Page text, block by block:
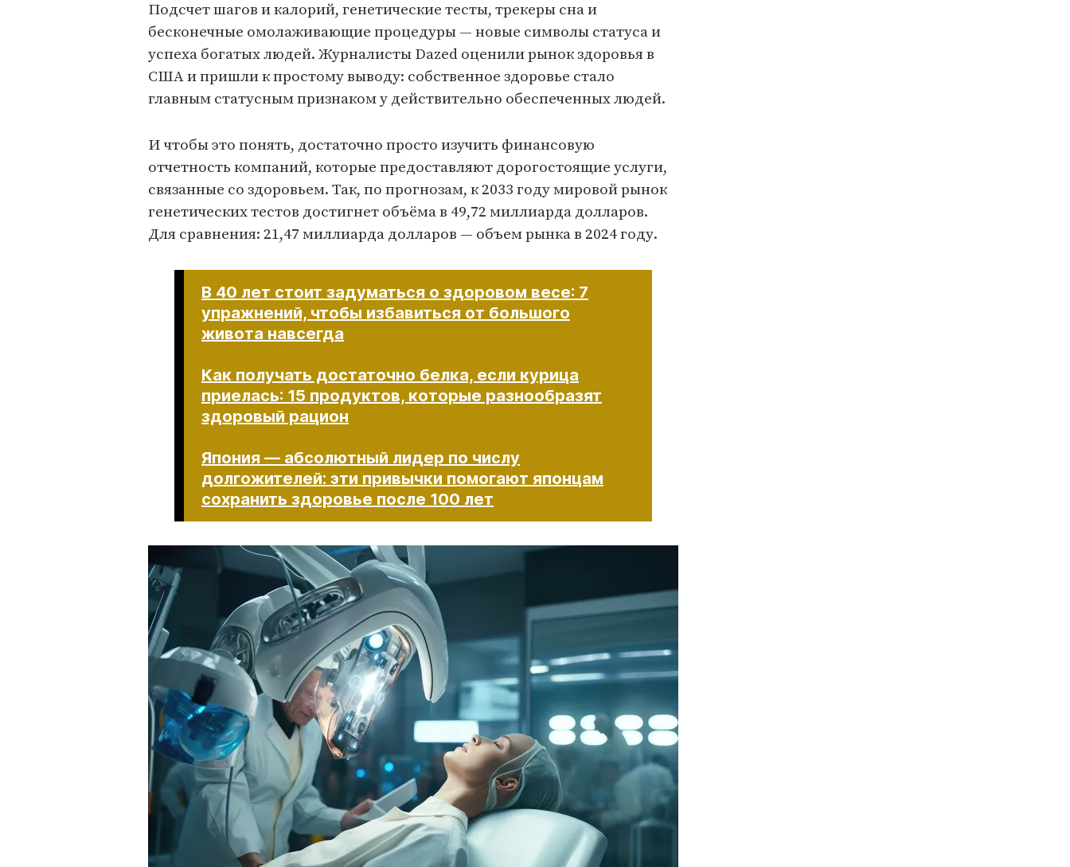
Подсчет шагов и калорий, генетические тесты, трекеры сна и
бесконечные омолаживающие процедуры — новые символы статуса и
успеха богатых людей. Журналисты Dazed оценили рынок здоровья в
США и пришли к простому выводу: собственное здоровье стало
главным статусным признаком у действительно обеспеченных людей.
И чтобы это понять, достаточно просто изучить финансовую
отчетность компаний, которые предоставляют дорогостоящие услуги,
связанные со здоровьем. Так, по прогнозам, к 2033 году мировой рынок
генетических тестов достигнет объёма в 49,72 миллиарда долларов.
Для сравнения: 21,47 миллиарда долларов — объем рынка в 2024 году.
В 40 лет стоит задуматься о здоровом весе: 7
упражнений, чтобы избавиться от большого
живота навсегда
Как получать достаточно белка, если курица
приелась: 15 продуктов, которые разнообразят
здоровый рацион
Япония — абсолютный лидер по числу
долгожителей: эти привычки помогают японцам
сохранить здоровье после 100 лет​​​​​​​